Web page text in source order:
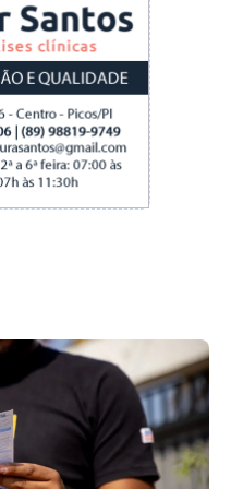
é importante tanto
quanto para os
que se tenha
da tarifa, então um
essa curva, é